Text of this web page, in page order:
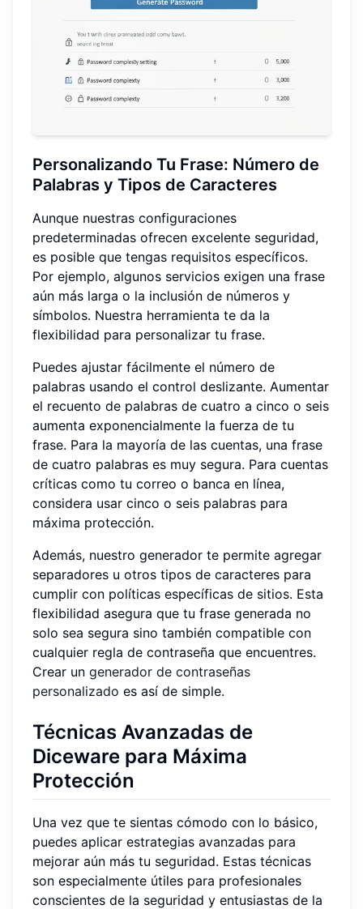
Personalizando Tu Frase: Número de
Palabras y Tipos de Caracteres
Aunque nuestras configuraciones
predeterminadas ofrecen excelente seguridad,
es posible que tengas requisitos específicos.
Por ejemplo, algunos servicios exigen una frase
aún más larga o la inclusión de números y
símbolos. Nuestra herramienta te da la
flexibilidad para personalizar tu frase.
Puedes ajustar fácilmente el número de
palabras usando el control deslizante. Aumentar
el recuento de palabras de cuatro a cinco o seis
aumenta exponencialmente la fuerza de tu
frase. Para la mayoría de las cuentas, una frase
de cuatro palabras es muy segura. Para cuentas
críticas como tu correo o banca en línea,
considera usar cinco o seis palabras para
máxima protección.
Además, nuestro generador te permite agregar
separadores u otros tipos de caracteres para
cumplir con políticas específicas de sitios. Esta
flexibilidad asegura que tu frase generada no
solo sea segura sino también compatible con
cualquier regla de contraseña que encuentres.
Crear un generador de contraseñas
personalizado es así de simple.
Técnicas Avanzadas de
Diceware para Máxima
Protección
Una vez que te sientas cómodo con lo básico,
puedes aplicar estrategias avanzadas para
mejorar aún más tu seguridad. Estas técnicas
son especialmente útiles para profesionales
conscientes de la seguridad y entusiastas de la